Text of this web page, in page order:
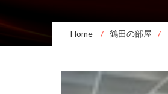
Home / 鶴田の部屋 /